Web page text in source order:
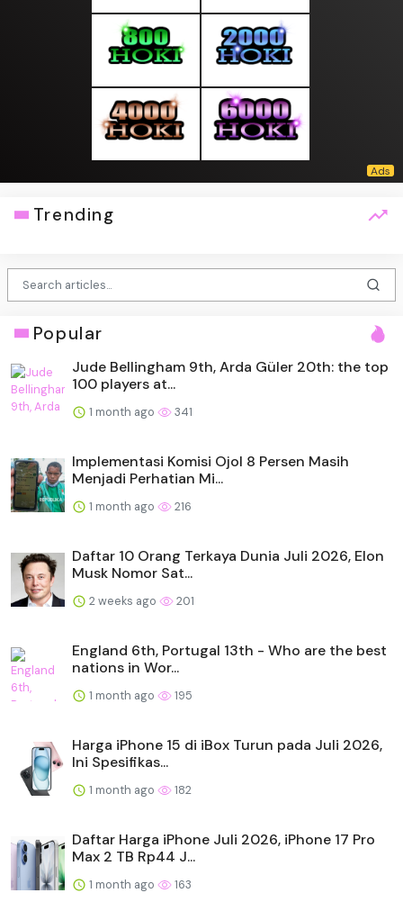
Trending
Popular
Jude Bellingham 9th, Arda Güler 20th: the top
100 players at...
1 month ago 341
Implementasi Komisi Ojol 8 Persen Masih
Menjadi Perhatian Mi...
1 month ago 216
Daftar 10 Orang Terkaya Dunia Juli 2026, Elon
Musk Nomor Sat...
2 weeks ago 201
England 6th, Portugal 13th - Who are the best
nations in Wor...
1 month ago 195
Harga iPhone 15 di iBox Turun pada Juli 2026,
Ini Spesifikas...
1 month ago 182
Daftar Harga iPhone Juli 2026, iPhone 17 Pro
Max 2 TB Rp44 J...
1 month ago 163